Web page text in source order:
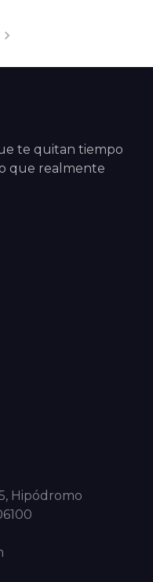
te quitan tiempo
que realmente
Hipódromo